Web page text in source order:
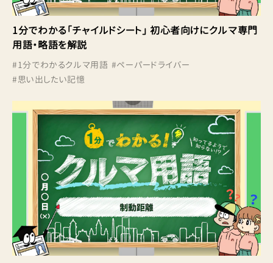
1分でわかる「チャイルドシート」 初心者向けにクルマ専門
用語・略語を解説
#1分でわかるクルマ用語 #ペーパードライバー
#思い出したい記憶